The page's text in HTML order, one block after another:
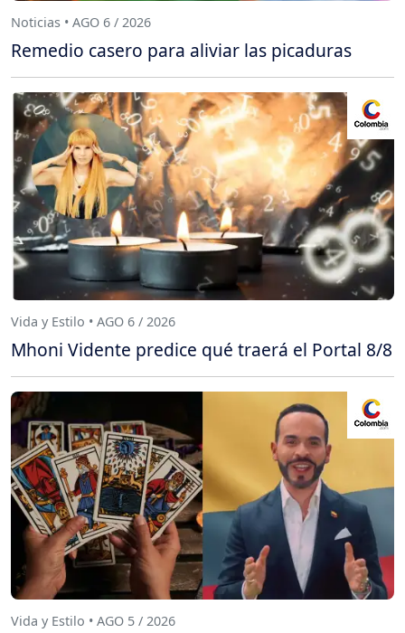
Noticias • AGO 6 / 2026
Remedio casero para aliviar las picaduras
Vida y Estilo • AGO 6 / 2026
Mhoni Vidente predice qué traerá el Portal 8/8
Vida y Estilo • AGO 5 / 2026